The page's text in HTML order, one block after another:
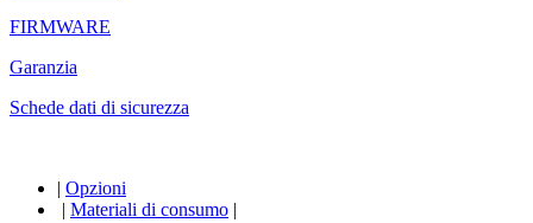
FIRMWARE
Garanzia
Schede dati di sicurezza
| Opzioni
| Materiali di consumo |